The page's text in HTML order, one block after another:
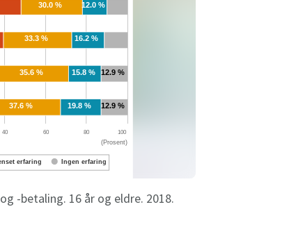
-betaling. 16 år og eldre. 2018.